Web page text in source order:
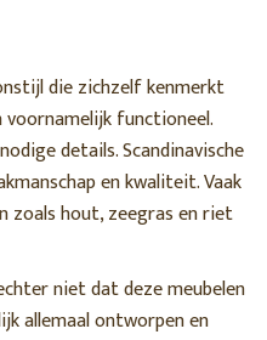
die zichzelf kenmerkt
functioneel.
details. Scandinavische
en kwaliteit. Vaak
zoals hout, zeegras en riet
niet dat deze meubelen
allemaal ontworpen en